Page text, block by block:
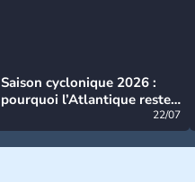
Saison cyclonique 2026 :
pourquoi l’Atlantique reste
22/07